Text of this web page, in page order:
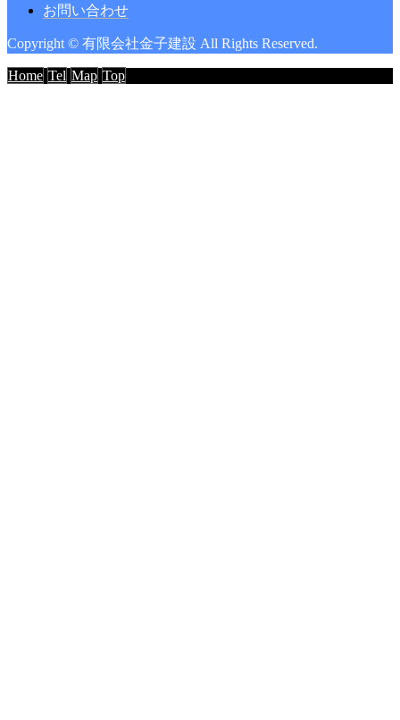
お問い合わせ
Copyright © 有限会社金子建設 All Rights Reserved.
Home Tel Map Top